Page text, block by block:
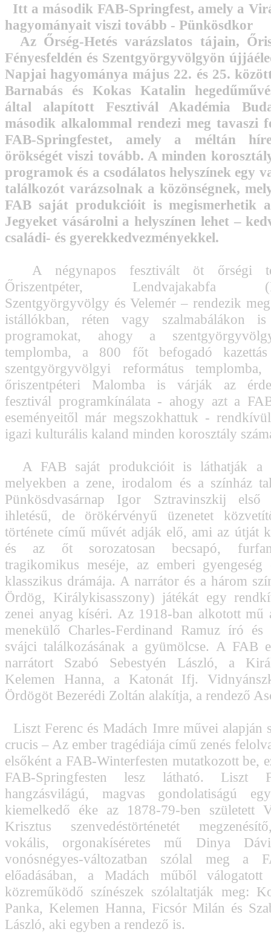
Itt a második FAB-Springfest, amely a
hagyományait viszi tovább - Pünkösdkor
Az Őrség-Hetés varázslatos tájain,
Fényesfeldén és Szentgyörgyvölgyön
Napjai hagyománya május 22. és 25.
Barnabás és Kokas Katalin
által alapított Fesztivál Akadémia
második alkalommal rendezi meg tavaszi
FAB-Springfestet, amely a méltán
örökségét viszi tovább. A minden
programok és a csodálatos helyszínek egy
találkozót varázsolnak a közönségnek,
FAB saját produkcióit is megismerhetik
Jegyeket vásárolni a helyszínen lehet –
családi- és gyerekkedvezményekkel.
A négynapos fesztivált öt őrségi
Őriszentpéter, Lendvajakabfa
Szentgyörgyvölgy és Velemér – rendezik
istállókban, réten vagy szalmabálákon
programokat, ahogy a
templomba, a 800 főt befogadó kazettás
szentgyörgyvölgyi református
őriszentpéteri Malomba is várják az
fesztivál programkínálata - ahogy azt a
eseményeitől már megszokhattuk -
igazi kulturális kaland minden korosztály
A FAB saját produkcióit is láthatják a
melyekben a zene, irodalom és a színház
Pünkösdvasárnap Igor Sztravinszkij első
ihletésű, de örökérvényű üzenetet
története című művét adják elő, ami az útját
és az őt sorozatosan becsapó,
tragikomikus meséje, az emberi gyengeség
klasszikus drámája. A narrátor és a három
Ördög, Királykisasszony) játékát egy
zenei anyag kíséri. Az 1918-ban alkotott mű
menekülő Charles-Ferdinand Ramuz író és
svájci találkozásának a gyümölcse. A FAB
narrátort Szabó Sebestyén László, a
Kelemen Hanna, a Katonát Ifj.
Ördögöt Bezerédi Zoltán alakítja, a rendező
Liszt Ferenc és Madách Imre művei alapján
crucis – Az ember tragédiája című zenés
elsőként a FAB-Winterfesten mutatkozott be,
FAB-Springfesten lesz látható. Liszt
hangzásvilágú, magvas gondolatiságú
kiemelkedő éke az 1878-79-ben született
Krisztus szenvedéstörténetét
vokális, orgonakíséretes mű Dinya
vonósnégyes-változatban szólal meg a
előadásában, a Madách műből válogatott
közreműködő színészek szólaltatják meg:
Panka, Kelemen Hanna, Ficsór Milán és
László, aki egyben a rendező is.